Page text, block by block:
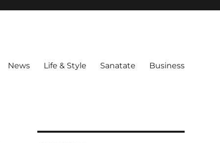
News Life & Style Sanatate Business